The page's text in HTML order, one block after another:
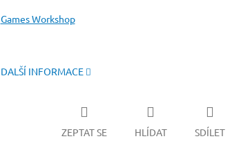
Games Workshop
DALŠÍ INFORMACE
ZEPTAT SE HLÍDAT SDÍLET